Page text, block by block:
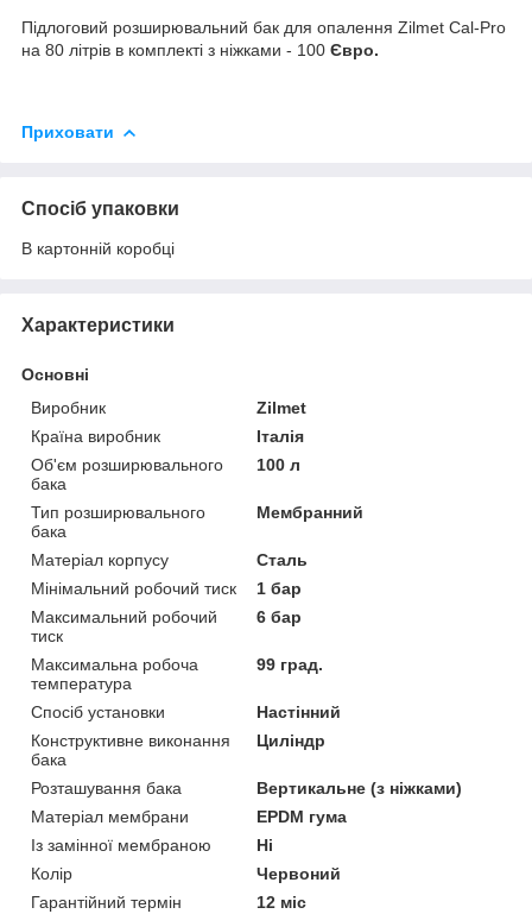
Підлоговий розширювальний бак для опалення Zilmet Cal-Pro
на 80 літрів в комплекті з ніжками - 100 Євро.
Приховати
Спосіб упаковки
В картонній коробці
Характеристики
Основні
Виробник
Zilmet
Країна виробник
Італія
Об'єм розширювального
бака
100 л
Тип розширювального
бака
Мембранний
Матеріал корпусу
Сталь
Мінімальний робочий тиск
1 бар
Максимальний робочий
тиск
6 бар
Максимальна робоча
температура
99 град.
Спосіб установки
Настінний
Конструктивне виконання
бака
Циліндр
Розташування бака
Вертикальне (з ніжками)
Матеріал мембрани
EPDM гума
Із замінної мембраною
Ні
Колір
Червоний
Гарантійний термін
12 міс